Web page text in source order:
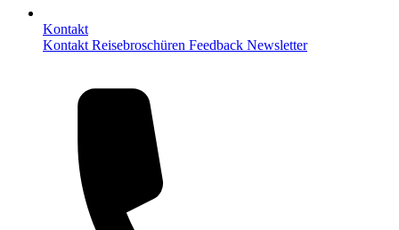
Kontakt
Kontakt Reisebroschüren Feedback Newsletter